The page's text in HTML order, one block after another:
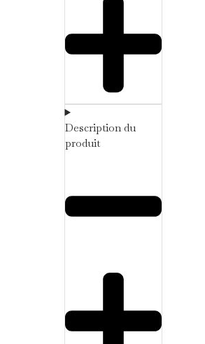
Description du
produit